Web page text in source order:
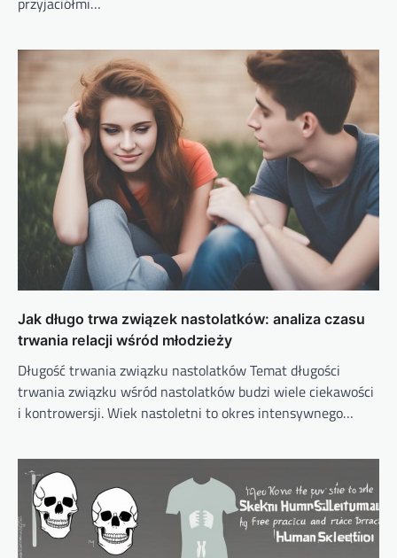
Jak długo trwa związek nastolatków: analiza czasu
trwania relacji wśród młodzieży
Długość trwania związku nastolatków Temat długości
trwania związku wśród nastolatków budzi wiele ciekawości
i kontrowersji. Wiek nastoletni to okres intensywnego…